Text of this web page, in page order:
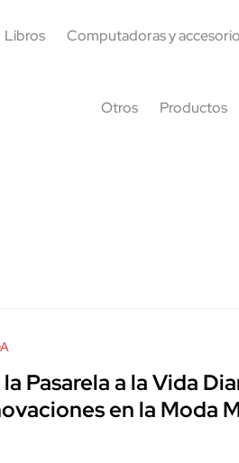
Libros Computadoras y
Otros Productos
Pasarela a la Vida
en la Moda